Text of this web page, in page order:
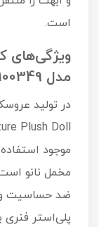
است.
ویژگی‌های
مدل AF100349
موجود
مخمل نانو
ضد حساسیت و
پلی‌استر فنری